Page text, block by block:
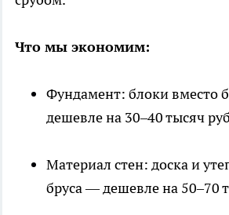
Что мы экономим:
Фундамент: блоки вместо
дешевле на 30–40 тысяч
Материал стен: доска и
бруса — дешевле на 50–70